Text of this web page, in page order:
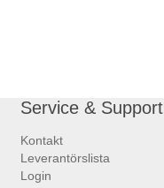
Service & Support
Kontakt
Leverantörslista
Login